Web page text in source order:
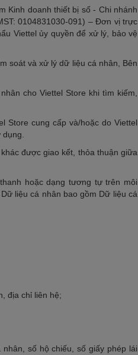
Kinh doanh thiết bị số - Chi nhánh
0104831030-091) – Đơn vị trực
Viettel ủy quyền để xử lý, bảo vệ
soát và xử lý dữ liệu cá nhân, Bên
cho Viettel Store khi tìm kiếm,
Store cung cấp và/hoặc do Viettel
dụng.
được giao kết, thỏa thuận giữa
hoặc dạng tương tự trên môi
liệu cá nhân bao gồm Dữ liệu cá
địa chỉ liên hệ;
số hộ chiếu, số giấy phép lái